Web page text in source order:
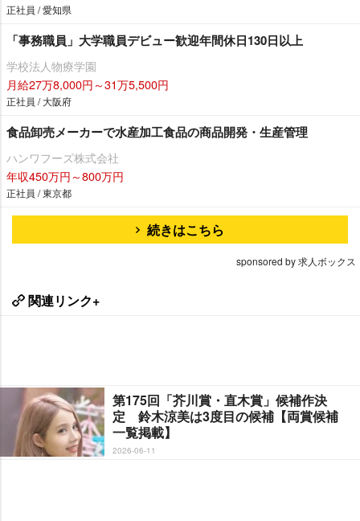
正社員 / 愛知県
「事務職員」大学職員デビュー歓迎年間休日130日以上
学校法人物療学園
月給27万8,000円～31万5,500円
正社員 / 大阪府
食品卸売メーカーで水産加工食品の商品開発・生産管理
ハンワフーズ株式会社
年収450万円～800万円
正社員 / 東京都
続きはこちら
sponsored by 求人ボックス
関連リンク+
第175回「芥川賞・直木賞」候補作決
定 鈴木涼美は3度目の候補【両賞候補
一覧掲載】
2026-06-11